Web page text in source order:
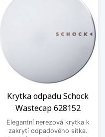
Krytka odpadu Schock
Wastecap 628152
Elegantní nerezová krytka k
zakrytí odpadového sítka.